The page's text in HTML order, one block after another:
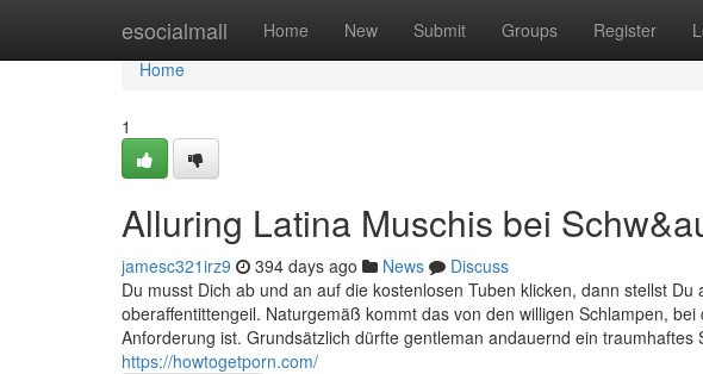
esocialmall Home New Submit Groups Register
Home
Home
1
Alluring Latina Muschis bei
jamesc321irz9 394 days ago News
Discuss
Du musst Dich ab und an auf die kostenlosen Tuben klicken, dann stellst
oberaffentittengeil. Naturgemäß kommt das von den willigen Schlampen,
Anforderung ist. Grundsätzlich dürfte gentleman andauernd ein
https://howtogetporn.com/